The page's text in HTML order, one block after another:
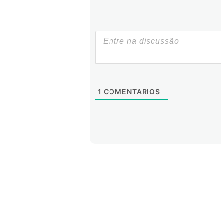
1 COMENTARIOS